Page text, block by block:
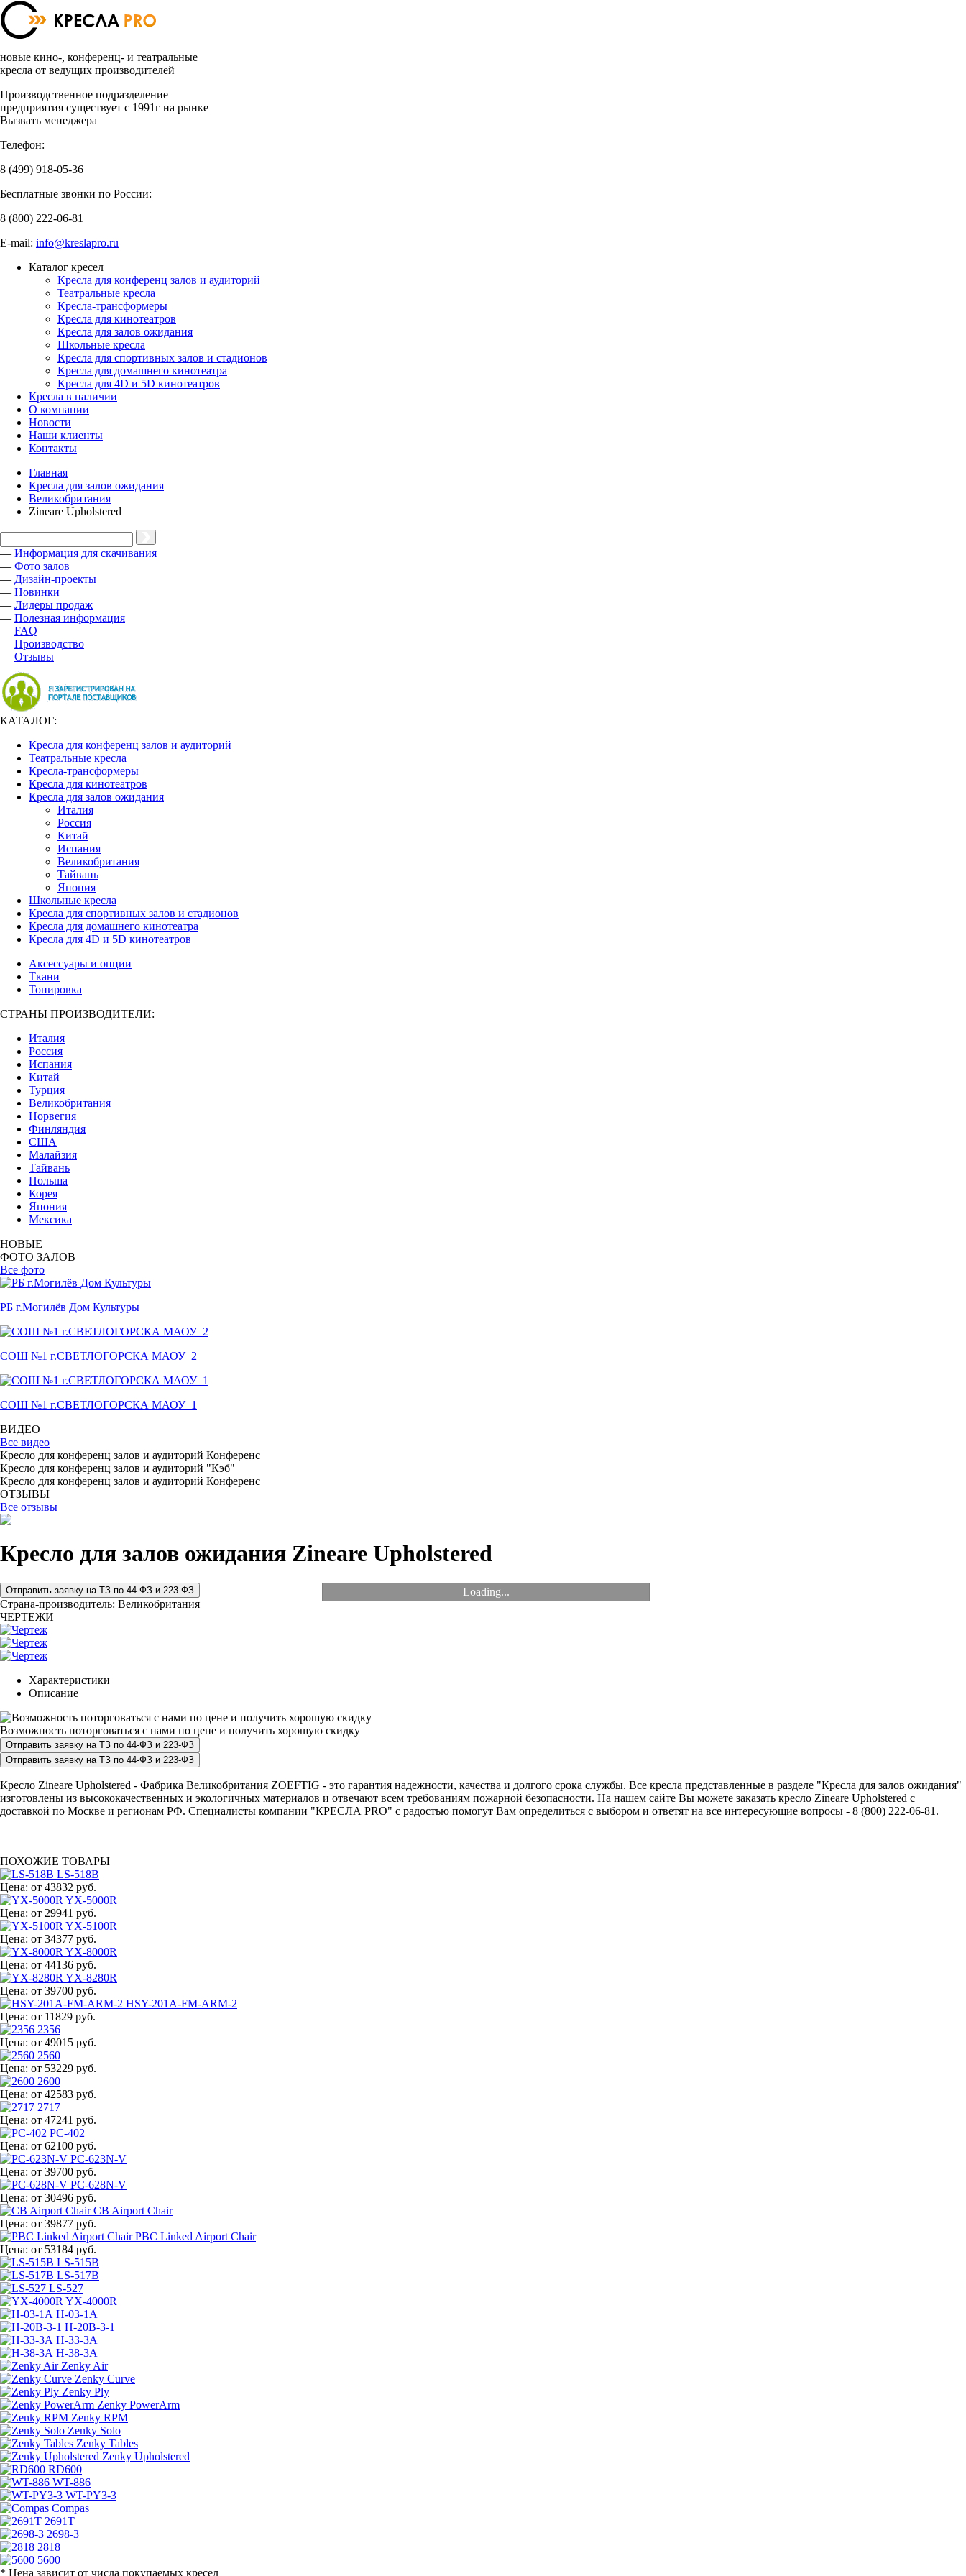
новые кино-, конференц- и театральные
кресла от ведущих производителей
Производственное подразделение
предприятия существует с 1991г на рынке
Вызвать менеджера
Телефон:
8 (499) 918-05-36
Бесплатные звонки по России:
8 (800) 222-06-81
E-mail: info@kreslapro.ru
Каталог кресел
Кресла для конференц залов и аудиторий
Театральные кресла
Кресла-трансформеры
Кресла для кинотеатров
Кресла для залов ожидания
Школьные кресла
Кресла для спортивных залов и стадионов
Кресла для домашнего кинотеатра
Кресла для 4D и 5D кинотеатров
Кресла в наличии
О компании
Новости
Наши клиенты
Контакты
Главная
Кресла для залов ожидания
Великобритания
Zineare Upholstered
— Информация для скачивания
— Фото залов
— Дизайн-проекты
— Новинки
— Лидеры продаж
— Полезная информация
— FAQ
— Производство
— Отзывы
КАТАЛОГ:
Кресла для конференц залов и аудиторий
Театральные кресла
Кресла-трансформеры
Кресла для кинотеатров
Кресла для залов ожидания
Италия
Россия
Китай
Испания
Великобритания
Тайвань
Япония
Школьные кресла
Кресла для спортивных залов и стадионов
Кресла для домашнего кинотеатра
Кресла для 4D и 5D кинотеатров
Аксессуары и опции
Ткани
Тонировка
СТРАНЫ ПРОИЗВОДИТЕЛИ:
Италия
Россия
Испания
Китай
Турция
Великобритания
Норвегия
Финляндия
США
Малайзия
Тайвань
Польша
Корея
Япония
Мексика
НОВЫЕ
ФОТО ЗАЛОВ
Все фото
РБ г.Могилёв Дом Культуры
СОШ №1 г.СВЕТЛОГОРСКА МАОУ_2
СОШ №1 г.СВЕТЛОГОРСКА МАОУ_1
ВИДЕО
Все видео
Кресло для конференц залов и аудиторий Конференс
Кресло для конференц залов и аудиторий "Кэб"
Кресло для конференц залов и аудиторий Конференс
ОТЗЫВЫ
Все отзывы
Кресло для залов ожидания Zineare Upholstered
Loading...
Страна-производитель: Великобритания
ЧЕРТЕЖИ
Характеристики
Описание
Возможность поторговаться с нами по цене и получить хорошую скидку
Кресло Zineare Upholstered - Фабрика Великобритания ZOEFTIG - это гарантия надежности, качества и долгого срока службы. Все кресла представленные в разделе "Кресла для залов ожидания"
изготовлены из высококачественных и экологичных материалов и отвечают всем требованиям пожарной безопасности. На нашем сайте Вы можете заказать кресло Zineare Upholstered с
доставкой по Москве и регионам РФ. Специалисты компании "КРЕСЛА PRO" с радостью помогут Вам определиться с выбором и ответят на все интересующие вопросы - 8 (800) 222-06-81.
ПОХОЖИЕ ТОВАРЫ
LS-518B
Цена: от 43832 руб.
YX-5000R
Цена: от 29941 руб.
YX-5100R
Цена: от 34377 руб.
YX-8000R
Цена: от 44136 руб.
YX-8280R
Цена: от 39700 руб.
HSY-201A-FM-ARM-2
Цена: от 11829 руб.
2356
Цена: от 49015 руб.
2560
Цена: от 53229 руб.
2600
Цена: от 42583 руб.
2717
Цена: от 47241 руб.
PC-402
Цена: от 62100 руб.
PC-623N-V
Цена: от 39700 руб.
PC-628N-V
Цена: от 30496 руб.
CB Airport Chair
Цена: от 39877 руб.
PBC Linked Airport Chair
Цена: от 53184 руб.
LS-515B
LS-517B
LS-527
YX-4000R
H-03-1A
H-20B-3-1
H-33-3A
H-38-3A
Zenky Air
Zenky Curve
Zenky Ply
Zenky PowerArm
Zenky RPM
Zenky Solo
Zenky Tables
Zenky Upholstered
RD600
WT-886
WT-PY3-3
Compas
2691T
2698-3
2818
5600
* Цена зависит от числа покупаемых кресел